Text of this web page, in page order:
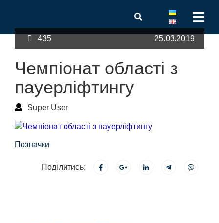
435 25.03.2019
Чемпіонат області з
пауерліфтингу
Super User
Позначки
Поділитись: